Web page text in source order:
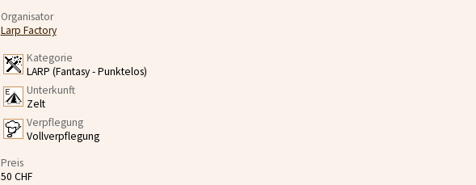
Organisator
Larp Factory
Kategorie
LARP (Fantasy - Punktelos)
Unterkunft
Zelt
Verpflegung
Vollverpflegung
Preis
50 CHF